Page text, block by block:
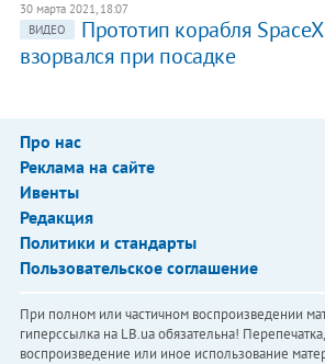
30 марта 2021, 18:07
ВИДЕО
Прототип корабля
взорвался при посадке
Про нас
Реклама на сайте
Ивенты
Редакция
Политики и стандарты
Пользовательское соглашение
При полном или частичном воспроизведении
гиперссылка на LB.ua обязательна!
воспроизведение или иное использование